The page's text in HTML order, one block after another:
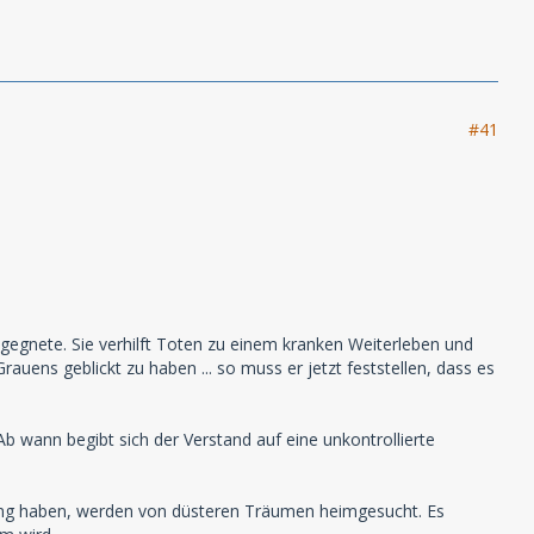
#41
Sie verhilft Toten zu einem kranken Weiterleben und
geblickt zu haben ... so muss er jetzt feststellen, dass es
wann begibt sich der Verstand auf eine unkontrollierte
haben, werden von düsteren Träumen heimgesucht. Es